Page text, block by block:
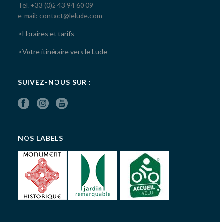
Tel. +33 (0)2 43 94 60 09
e-mail: contact@lelude.com
>Horaires et tarifs
>Votre itinéraire vers le Lude
SUIVEZ-NOUS SUR :
NOS LABELS